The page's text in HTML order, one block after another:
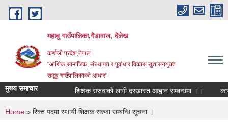
Skip to main content
महाबु गाउँपालिका,गैडावाज, दैलेख
कर्णाली प्रदेश,नेपाल
"आर्थिक,सामाजिक, संस्थागत र पुर्वाधार विकास सुशासनयुक्त
समृद्ध गाउँपालिकाकाे आधार"
मुख्य समाचार शिक्षक सरुवाको लागी दरखास्त आह्वान सम्बन्धमा ।।
You are here
Home » रिक्त पदमा स्थायी शिक्षक सरुवा सम्बन्धि सूचना ।